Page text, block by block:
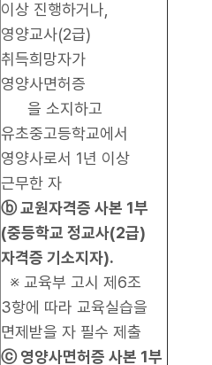
이상 진행하거나,
영양교사(2급)
취득희망자가
영양사면허증
을 소지하고
유초중고등학교에서
영양사로서 1년 이상
근무한 자
ⓑ 교원자격증 사본 1부
(중등학교 정교사(2급)
자격증 기소지자).
※ 교육부 고시 제6조
3항에 따라 교육실습을
면제받을 자 필수 제출
ⓒ 영양사면허증 사본 1부